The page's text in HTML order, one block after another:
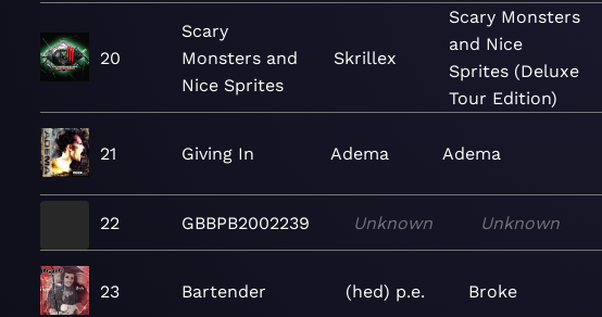
20
Scary
Monsters and
Nice Sprites
Skrillex
Scary Monsters
and Nice
Sprites (Deluxe
Tour Edition)
21 Giving In Adema Adema
22 GBBPB2002239 Unknown Unknown
23 Bartender (hed) p.e. Broke